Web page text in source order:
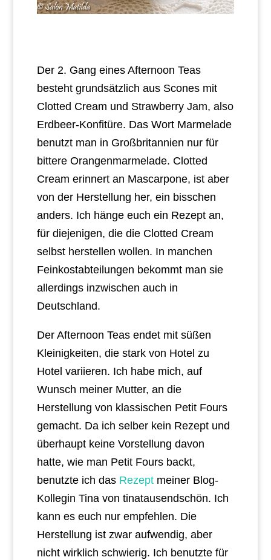
Der 2. Gang eines Afternoon Teas
besteht grundsätzlich aus Scones mit
Clotted Cream und Strawberry Jam, also
Erdbeer-Konfitüre. Das Wort Marmelade
benutzt man in Großbritannien nur für
bittere Orangenmarmelade. Clotted
Cream erinnert an Mascarpone, ist aber
von der Herstellung her, ein bisschen
anders. Ich hänge euch ein Rezept an,
für diejenigen, die die Clotted Cream
selbst herstellen wollen. In manchen
Feinkostabteilungen bekommt man sie
allerdings inzwischen auch in
Deutschland.
Der Afternoon Teas endet mit süßen
Kleinigkeiten, die stark von Hotel zu
Hotel variieren. Ich habe mich, auf
Wunsch meiner Mutter, an die
Herstellung von klassischen Petit Fours
gemacht. Da ich selber kein Rezept und
überhaupt keine Vorstellung davon
hatte, wie man Petit Fours backt,
benutzte ich das Rezeptmeiner Blog-
Kollegin Tina von tinatausendschön. Ich
kann es euch nur empfehlen. Die
Herstellung ist zwar aufwendig, aber
nicht wirklich schwierig. Ich benutzte für